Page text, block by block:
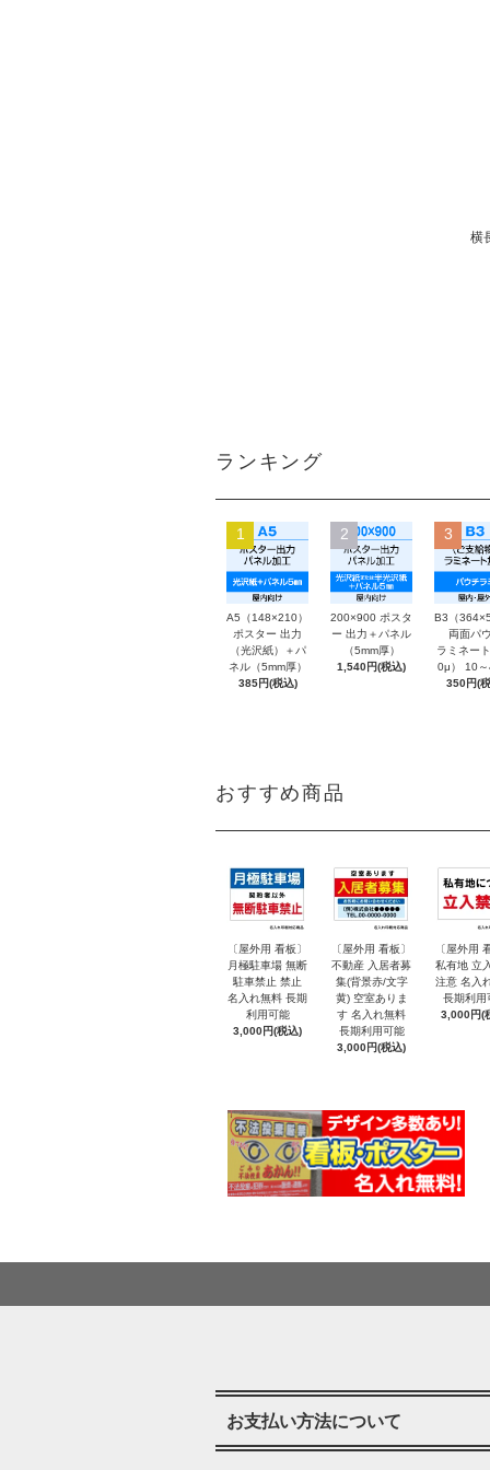
横
ランキング
1
A5（148×210）
ポスター 出力
（光沢紙）＋パ
ネル（5mm厚）
385円(税込)
2
200×900 ポスタ
ー 出力＋パネル
（5mm厚）
1,540円(税込)
3
B3（
両面パ
ラミネー
0μ） 10
350円(
おすすめ商品
〔屋外用 看板〕
月極駐車場 無断
駐車禁止 禁止
名入れ無料 長期
利用可能
3,000円(税込)
〔屋外用 看板〕
不動産 入居者募
集(背景赤/文字
黄) 空室ありま
す 名入れ無料
長期利用可能
3,000円(税込)
〔屋外用
私有地 立
注意 名入
長期利用
3,000円(
お支払い方法について